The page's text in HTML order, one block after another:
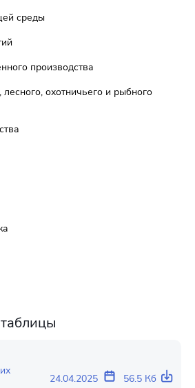
среды
производства
лесного, охотничьего и рыбного
24.04.2025 56.5 Кб